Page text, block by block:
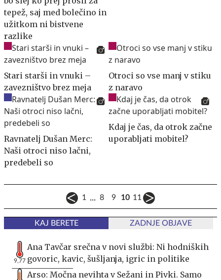
tepež, saj med bolečino in
užitkom ni bistvene
razlike
Stari starši in vnuki –
zavezništvo brez meja
Otroci so vse manj v stiku
z naravo
Ravnatelj Dušan Merc:
Naši otroci niso lačni,
predebeli so
Kdaj je čas, da otrok začne
uporabljati mobitel?
1 ... 8 9 10 11
KAJ BERETE ZADNJE OBJAVE
9,77
Ana Tavčar srečna v novi službi: Ni hodniških
govoric, kavic, šušljanja, igric in politike
Arso: Močna nevihta v Sežani in Pivki. Samo